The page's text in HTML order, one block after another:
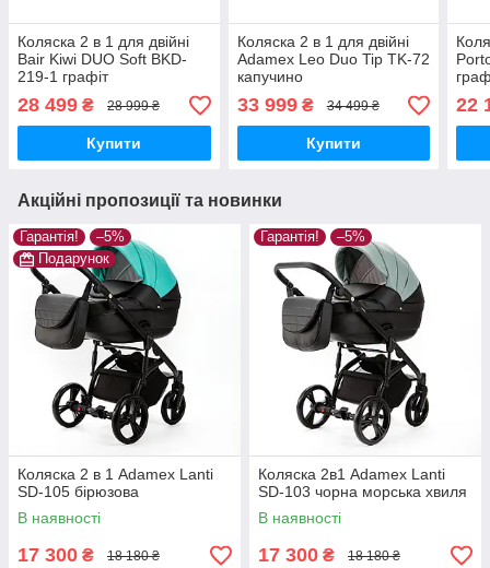
Коляска 2 в 1 для двійні
Bair Kiwi DUO Soft BKD-
219-1 графіт
28 499 ₴ 28 999 ₴
Купити
Коляска 2 в 1 для двійні
Adamex Leo Duo Tip TK-72
капучино
33 999₴ 34 499 ₴
Купити
22
Акційні пропозиції та новинки
Гарантія!
–5%
Подарунок
Коляска 2 в 1 Adamex Lanti
SD-105 бірюзова
В наявності
17 300 ₴ 18 180 ₴
Гарантія! –5%
Коляска 2в1 Adamex Lanti
SD-103 чорна морська хвиля
В наявності
17 300 ₴ 18 180 ₴